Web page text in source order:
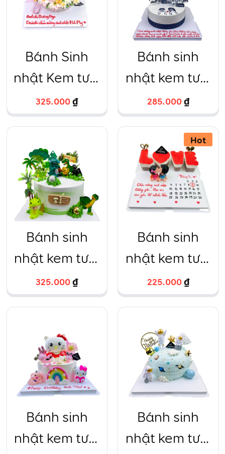
Bánh Sinh
nhật Kem tươi
hoa Cô gái
325.000₫
Bánh sinh
nhật kem tươi
in ảnh cặp
đôi lãng mạn
bóng bạc vẽ
hình chibi
285.000₫
Bánh sinh
nhật kem tươi
Khủng long
rừng xanh
325.000₫
Hot
Bánh sinh
nhật kem tươi
LOVE và cặp
đôi
225.000₫
Bánh sinh
nhật kem tươi
Bánh sinh
nhật kem tươi